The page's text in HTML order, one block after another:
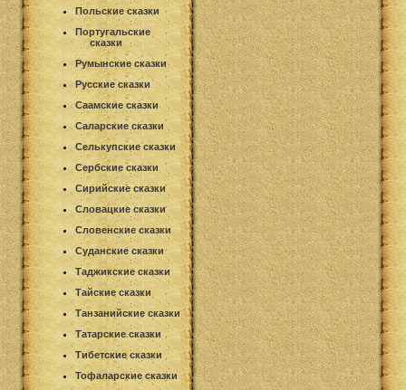
Польские сказки
Португальские
сказки
Румынские сказки
Русские сказки
Саамские сказки
Саларские сказки
Селькупские сказки
Сербские сказки
Сирийские сказки
Словацкие сказки
Словенские сказки
Суданские сказки
Таджикские сказки
Тайские сказки
Танзанийские сказки
Татарские сказки
Тибетские сказки
Тофаларские сказки